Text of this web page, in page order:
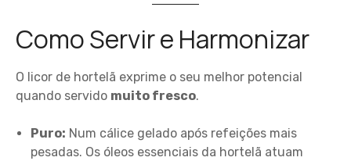
Como Servir e Harmonizar
O licor de hortelã exprime o seu melhor potencial
quando servido muito fresco.
Puro: Num cálice gelado após refeições mais
pesadas. Os óleos essenciais da hortelã atuam